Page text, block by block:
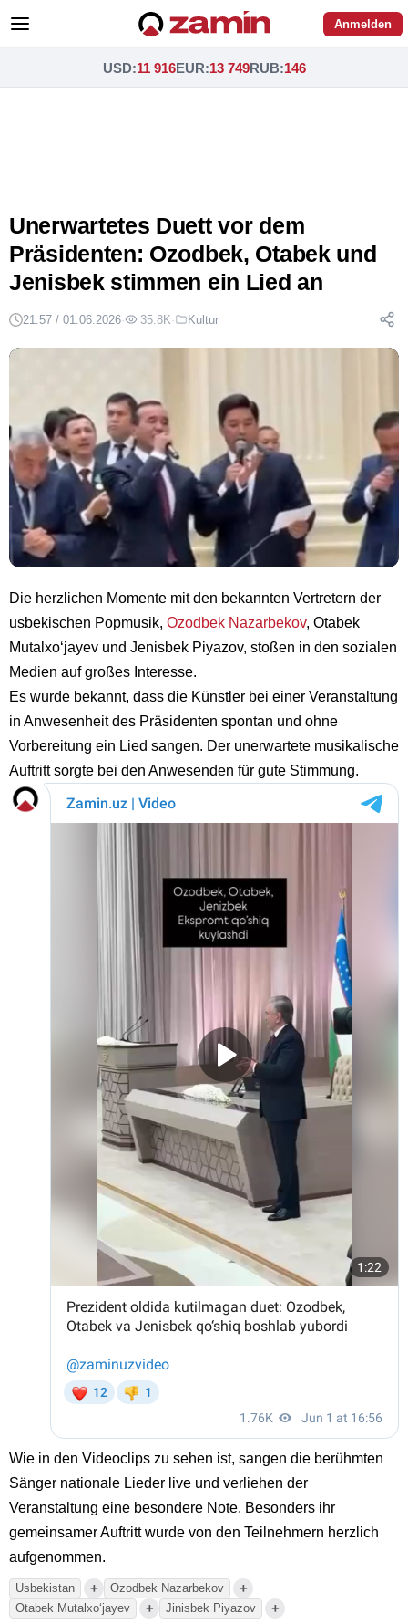
Anmelden
USD:11 916EUR:13 749RUB:146
Unerwartetes Duett vor dem
Präsidenten: Ozodbek, Otabek und
Jenisbek stimmen ein Lied an
21:57 / 01.06.2026· 35.8K· Kultur
Die herzlichen Momente mit den bekannten Vertretern der
usbekischen Popmusik, Ozodbek Nazarbekov, Otabek
Mutalxo‘jayev und Jenisbek Piyazov, stoßen in den sozialen
Medien auf großes Interesse.
Es wurde bekannt, dass die Künstler bei einer Veranstaltung
in Anwesenheit des Präsidenten spontan und ohne
Vorbereitung ein Lied sangen. Der unerwartete musikalische
Auftritt sorgte bei den Anwesenden für gute Stimmung.
Wie in den Videoclips zu sehen ist, sangen die berühmten
Sänger nationale Lieder live und verliehen der
Veranstaltung eine besondere Note. Besonders ihr
gemeinsamer Auftritt wurde von den Teilnehmern herzlich
aufgenommen.
Usbekistan + Ozodbek Nazarbekov +
Otabek Mutalxoʻjayev + Jinisbek Piyazov +